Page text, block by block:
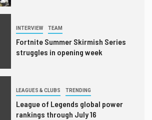
INTERVIEW TEAM
Fortnite Summer Skirmish Series
struggles in opening week
LEAGUES & CLUBS TRENDING
League of Legends global power
rankings through July 16